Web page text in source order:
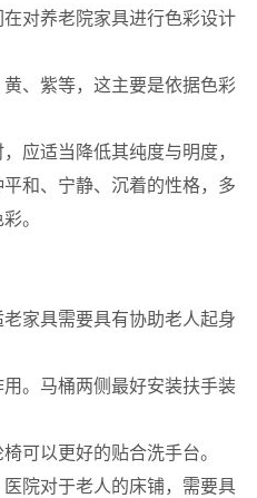
对养老院家具进行色彩设计
、紫等，这主要是依据色彩
适当降低其纯度与明度，
和、宁静、沉着的性格，多
。
家具需要具有协助老人起身
。马桶两侧最好安装扶手装
以更好的贴合洗手台。
院对于老人的床铺，需要具